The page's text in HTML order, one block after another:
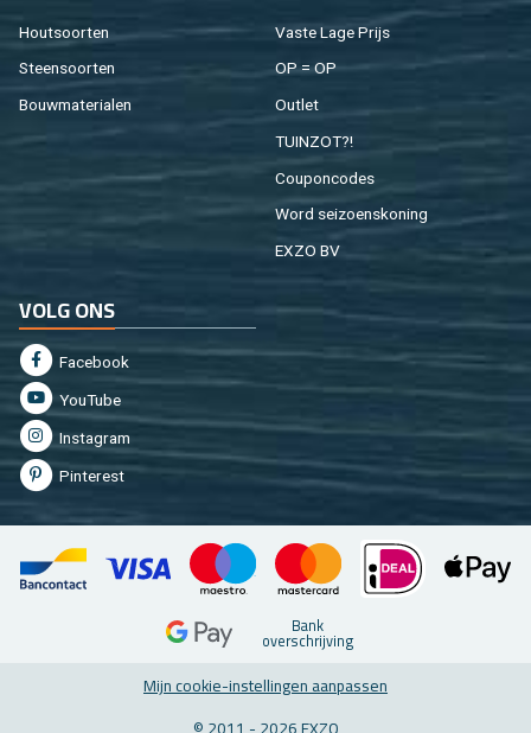
Hout­soor­ten
Steen­soor­ten
Bouw­ma­te­ri­a­len
Vaste Lage Prijs
OP = OP
Out­let
TUIN­ZOT?!
Cou­pon­co­des
Word sei­zoens­ko­ning
EXZO BV
VOLG ONS
Fa­cebook
You­Tu­be
In­st­agram
Pin­te­rest
Bank
over­schrij­ving
Mijn coo­kie-in­stel­lin­gen aan­pas­sen